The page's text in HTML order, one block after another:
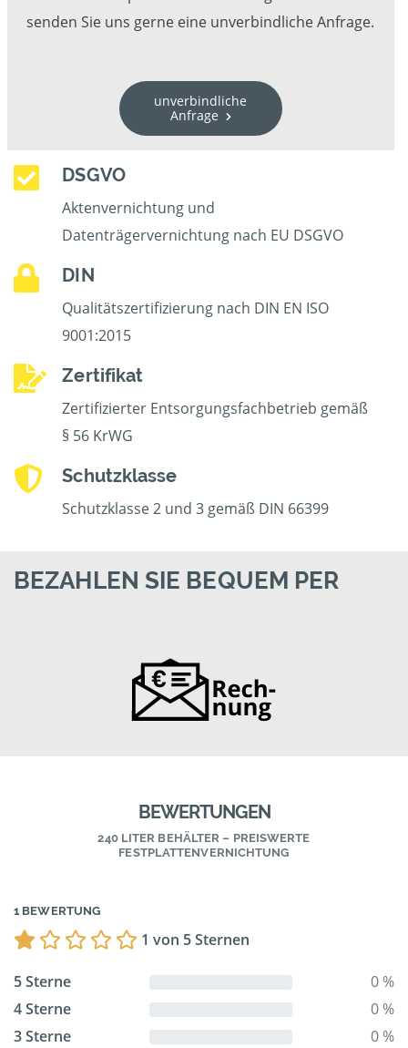
senden Sie uns gerne eine unverbindliche Anfrage.
unverbindliche
Anfrage
DSGVO
Aktenvernichtung und
Datenträgervernichtung nach EU DSGVO
DIN
Qualitätszertifizierung nach DIN EN ISO
9001:2015
Zertifikat
Zertifizierter Entsorgungsfachbetrieb gemäß
§ 56 KrWG
Schutzklasse
Schutzklasse 2 und 3 gemäß DIN 66399
BEZAHLEN SIE BEQUEM PER
BEWERTUNGEN
240 LITER BEHÄLTER – PREISWERTE
FESTPLATTENVERNICHTUNG
1 BEWERTUNG
1 von 5 Sternen
5 Sterne
0 %
4 Sterne
0 %
3 Sterne
0 %